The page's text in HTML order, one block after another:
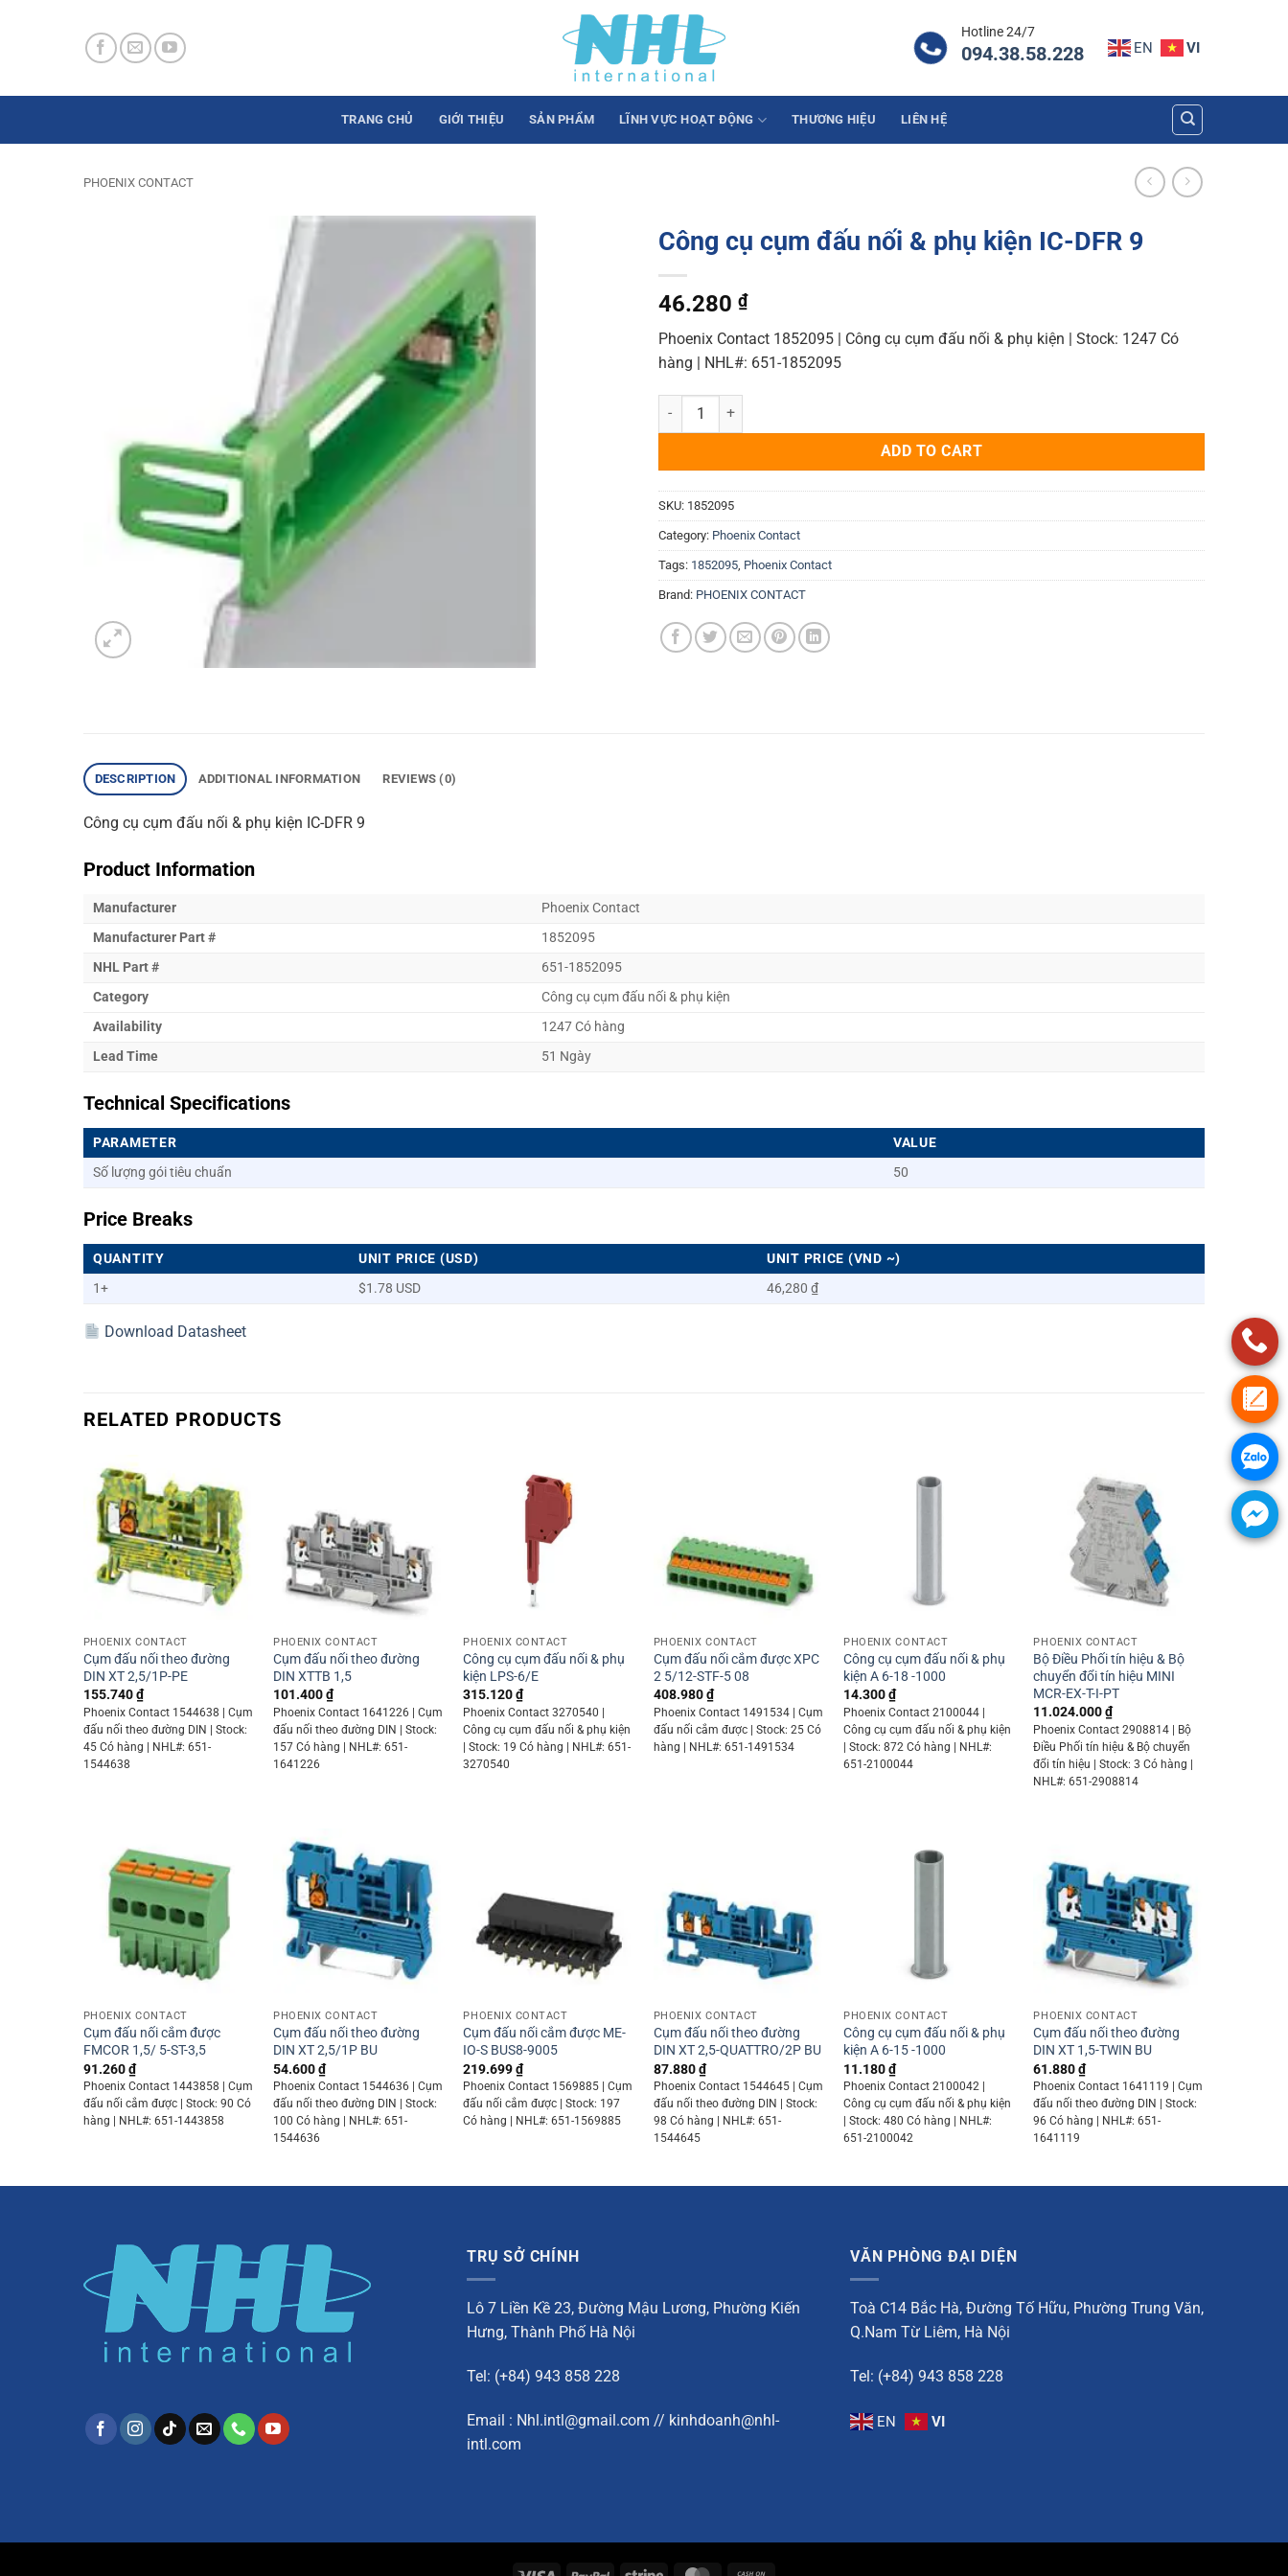
Hotline 24/7
094.38.58.228 EN VI
TRANG CHỦ GIỚI THIỆU SẢN PHẨM LĨNH VỰC HOẠT ĐỘNG THƯƠNG HIỆU LIÊN HỆ
PHOENIX CONTACT
Công cụ cụm đấu nối & phụ kiện IC-DFR 9
46.280 ₫
Phoenix Contact 1852095 | Công cụ cụm đấu nối & phụ kiện | Stock: 1247 Có
hàng | NHL#: 651-1852095
Công cụ cụm đấu nối & phụ kiện IC-DFR 9 quantity
ADD TO CART
SKU: 1852095
Category: Phoenix Contact
Tags: 1852095 Phoenix Contact
Brand: PHOENIX CONTACT
DESCRIPTION ADDITIONAL INFORMATION REVIEWS (0)
Công cụ cụm đấu nối & phụ kiện IC-DFR 9
Product Information
Manufacturer
Phoenix Contact
Manufacturer Part #
1852095
NHL Part #
651-1852095
Category
Công cụ cụm đấu nối & phụ kiện
Availability
1247 Có hàng
Lead Time
51 Ngày
Technical Specifications
PARAMETER
VALUE
Số lượng gói tiêu chuẩn
50
Price Breaks
QUANTITY UNIT PRICE (USD)
UNIT PRICE (VND ~)
1+
$1.78 USD 46,280 ₫
Download Datasheet
RELATED PRODUCTS
PHOENIX CONTACT
Cụm đấu nối theo đường
DIN XT 2,5/1P-PE
155.740₫
Phoenix Contact 1544638 | Cụm
đấu nối theo đường DIN | Stock:
45 Có hàng | NHL#: 651-
1544638
PHOENIX CONTACT
Cụm đấu nối theo đường
DIN XTTB 1,5
101.400₫
Phoenix Contact 1641226 | Cụm
đấu nối theo đường DIN | Stock:
157 Có hàng | NHL#: 651-
1641226
PHOENIX CONTACT
Công cụ cụm đấu nối & phụ
kiện LPS-6/E
315.120₫
Phoenix Contact 3270540 |
Công cụ cụm đấu nối & phụ kiện
| Stock: 19 Có hàng | NHL#: 651-
3270540
PHOENIX CONTACT
Cụm đấu nối cắm được XPC
2 5/12-STF-5 08
408.980₫
Phoenix Contact 1491534 | Cụm
đấu nối cắm được | Stock: 25 Có
hàng | NHL#: 651-1491534
PHOENIX CONTACT
Công cụ cụm đấu nối & phụ
kiện A 6-18 -1000
14.300₫
Phoenix Contact 2100044 |
Công cụ cụm đấu nối & phụ kiện
| Stock: 872 Có hàng | NHL#:
651-2100044
PHOENIX CONTACT
Bộ Điều Phối tín hiệu & Bộ
chuyển đổi tín hiệu MINI
MCR-EX-T-I-PT
11.024.000₫
Phoenix Contact 2908814 | Bộ
Điều Phối tín hiệu & Bộ chuyển
đổi tín hiệu | Stock: 3 Có hàng |
NHL#: 651-2908814
PHOENIX CONTACT
Cụm đấu nối cắm được
FMCOR 1,5/ 5-ST-3,5
91.260₫
Phoenix Contact 1443858 | Cụm
đấu nối cắm được | Stock: 90 Có
hàng | NHL#: 651-1443858
PHOENIX CONTACT
Cụm đấu nối theo đường
DIN XT 2,5/1P BU
54.600₫
Phoenix Contact 1544636 | Cụm
đấu nối theo đường DIN | Stock:
100 Có hàng | NHL#: 651-
1544636
PHOENIX CONTACT
Cụm đấu nối cắm được ME-
IO-S BUS8-9005
219.699₫
Phoenix Contact 1569885 | Cụm
đấu nối cắm được | Stock: 197
Có hàng | NHL#: 651-1569885
PHOENIX CONTACT
Cụm đấu nối theo đường
DIN XT 2,5-QUATTRO/2P BU
87.880₫
Phoenix Contact 1544645 | Cụm
đấu nối theo đường DIN | Stock:
98 Có hàng | NHL#: 651-
1544645
PHOENIX CONTACT
Công cụ cụm đấu nối & phụ
kiện A 6-15 -1000
11.180₫
Phoenix Contact 2100042 |
Công cụ cụm đấu nối & phụ kiện
| Stock: 480 Có hàng | NHL#:
651-2100042
PHOENIX CONTACT
Cụm đấu nối theo đường
DIN XT 1,5-TWIN BU
61.880₫
Phoenix Contact 1641119 | Cụm
đấu nối theo đường DIN | Stock:
96 Có hàng | NHL#: 651-
1641119
TRỤ SỞ CHÍNH
Lô 7 Liền Kề 23, Đường Mậu Lương, Phường Kiến
Hưng, Thành Phố Hà Nội
Tel: (+84) 943 858 228
Email : Nhl.intl@gmail.com // kinhdoanh@nhl-
intl.com
VĂN PHÒNG ĐẠI DIỆN
Toà C14 Bắc Hà, Đường Tố Hữu, Phường Trung Văn,
Q.Nam Từ Liêm, Hà Nội
Tel: (+84) 943 858 228
EN VI